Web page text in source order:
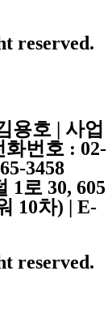
reserved.
용호 | 사업
화번호 : 02-
3458
1로 30, 605
10차) | E-
reserved.